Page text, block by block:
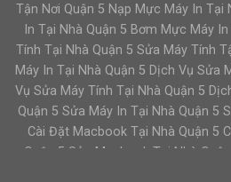
Tận Nơi Quận 5 Nạp Mực Máy In Tại
In Tại Nhà Quận 5 Bơm Mực Máy
Tính Tại Nhà Quận 5 Sửa Máy Tính
Máy In Tại Nhà Quận 5 Dịch Vụ Sửa
Vụ Sửa Máy Tính Tại Nhà Quận 5
Quận 5 Sửa Máy In Tại Nhà Quận 5
Cài Đặt Macbook Tại Nhà Quận 5
Quận 5 Sửa Macbook Tại Nhà